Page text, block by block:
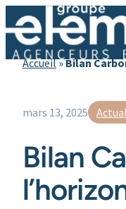
Accueil»Bilan
mars 13, 2025
Bilan